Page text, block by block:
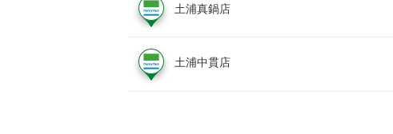
土浦真鍋店
土浦中貫店